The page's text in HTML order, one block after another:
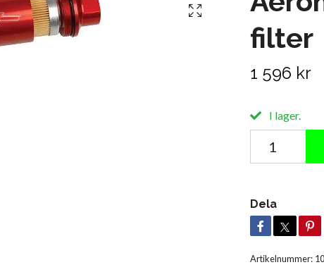
filter
1 596 kr
I lager.
Dela
Artikelnummer: